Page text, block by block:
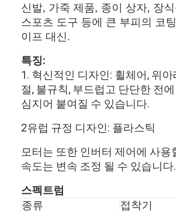
신발, 가죽 제품, 종이 상자, 장
스포츠 도구 등에 큰 부피의 코
이프 대신.
특징:
1. 혁신적인 디자인: 휠체어, 위아
절, 불규칙, 부드럽고 단단한 전
심지어 붙여질 수 있습니다.
2유럽 규정 디자인: 플라스틱
모터는 또한 인버터 제어에 사용
속도는 변속 조정 될 수 있습니다.
스펙트럼
종류
접착기